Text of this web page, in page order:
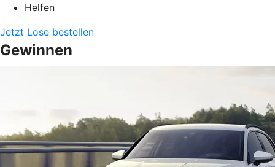
Helfen
Jetzt Lose bestellen
Gewinnen